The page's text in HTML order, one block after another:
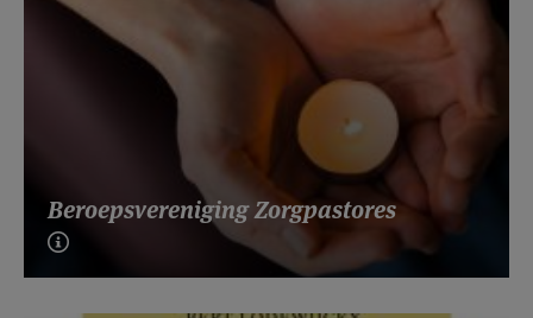
Beroepsvereniging Zorgpastores